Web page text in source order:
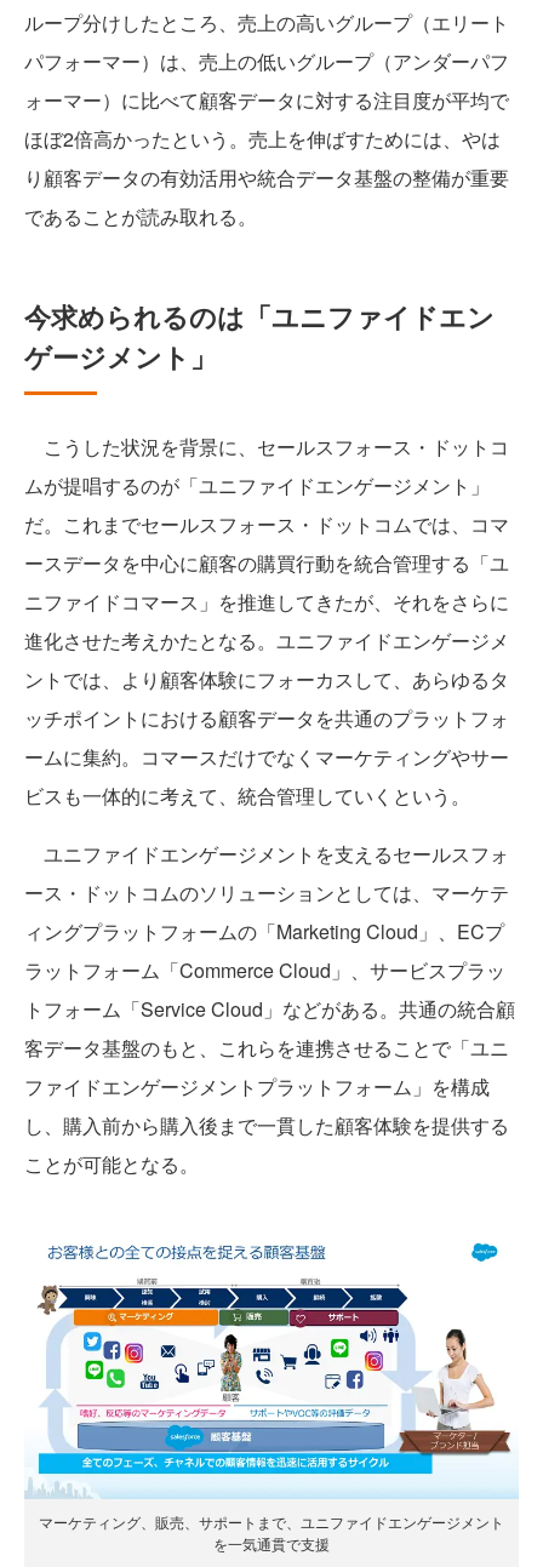
ループ分けしたところ、売上の高いグループ（エリート
パフォーマー）は、売上の低いグループ（アンダーパフ
ォーマー）に比べて顧客データに対する注目度が平均で
ほぼ2倍高かったという。売上を伸ばすためには、やは
り顧客データの有効活用や統合データ基盤の整備が重要
であることが読み取れる。
今求められるのは「ユニファイドエン
ゲージメント」
こうした状況を背景に、セールスフォース・ドットコ
ムが提唱するのが「ユニファイドエンゲージメント」
だ。これまでセールスフォース・ドットコムでは、コマ
ースデータを中心に顧客の購買行動を統合管理する「ユ
ニファイドコマース」を推進してきたが、それをさらに
進化させた考えかたとなる。ユニファイドエンゲージメ
ントでは、より顧客体験にフォーカスして、あらゆるタ
ッチポイントにおける顧客データを共通のプラットフォ
ームに集約。コマースだけでなくマーケティングやサー
ビスも一体的に考えて、統合管理していくという。
ユニファイドエンゲージメントを支えるセールスフォ
ース・ドットコムのソリューションとしては、マーケテ
ィングプラットフォームの「Marketing Cloud」、ECプ
ラットフォーム「Commerce Cloud」、サービスプラッ
トフォーム「Service Cloud」などがある。共通の統合顧
客データ基盤のもと、これらを連携させることで「ユニ
ファイドエンゲージメントプラットフォーム」を構成
し、購入前から購入後まで一貫した顧客体験を提供する
ことが可能となる。
マーケティング、販売、サポートまで、ユニファイドエンゲージメント
を一気通貫で支援